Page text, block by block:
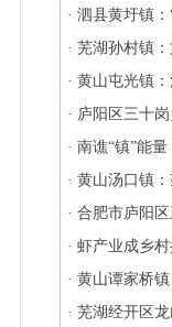
产
· 泗县黄圩镇：
· 芜湖孙村镇
再升温
· 黄山屯光镇
· 庐阳区三十
融合新路径
· 南谯“镇”能
· 黄山汤口镇
园“飘香”起
· 合肥市庐阳
提“钱”过年了！
· 虾产业成乡
· 黄山谭家桥
· 芜湖经开区